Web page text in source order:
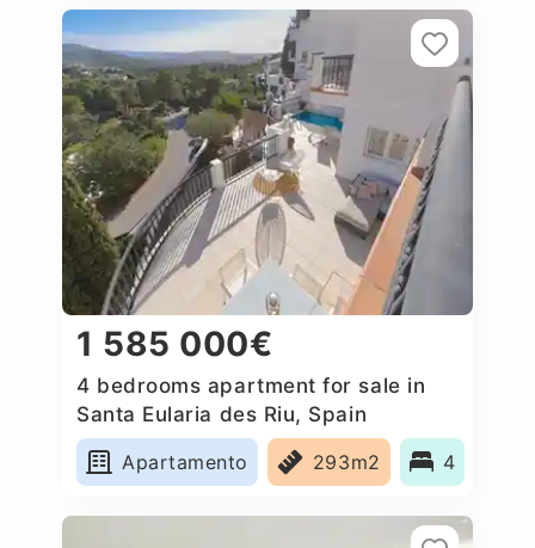
1 585 000€
4 bedrooms apartment for sale in
Santa Eularia des Riu, Spain
Apartamento
293m2 4